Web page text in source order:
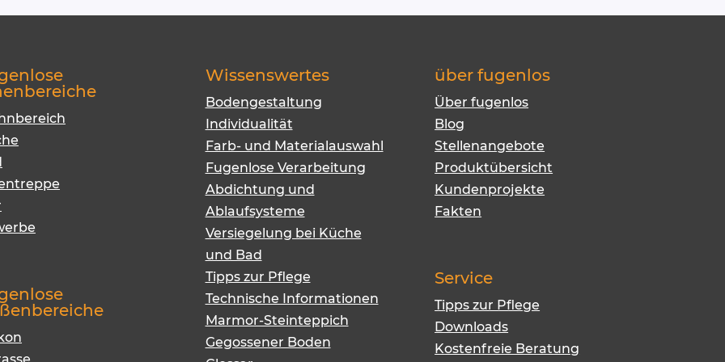
Wissenswertes
Bodengestaltung
Individualität
Farb- und Materialauswahl
Fugenlose Verarbeitung
Abdichtung und
Ablaufsysteme
Versiegelung bei Küche
und Bad
Tipps zur Pflege
Technische Informationen
Marmor-Steinteppich
Gegossener Boden
über fugenlos
Über fugenlos
Blog
Stellenangebote
Produktübersicht
Kundenprojekte
Fakten
Service
Tipps zur Pflege
Downloads
Kostenfreie Beratung